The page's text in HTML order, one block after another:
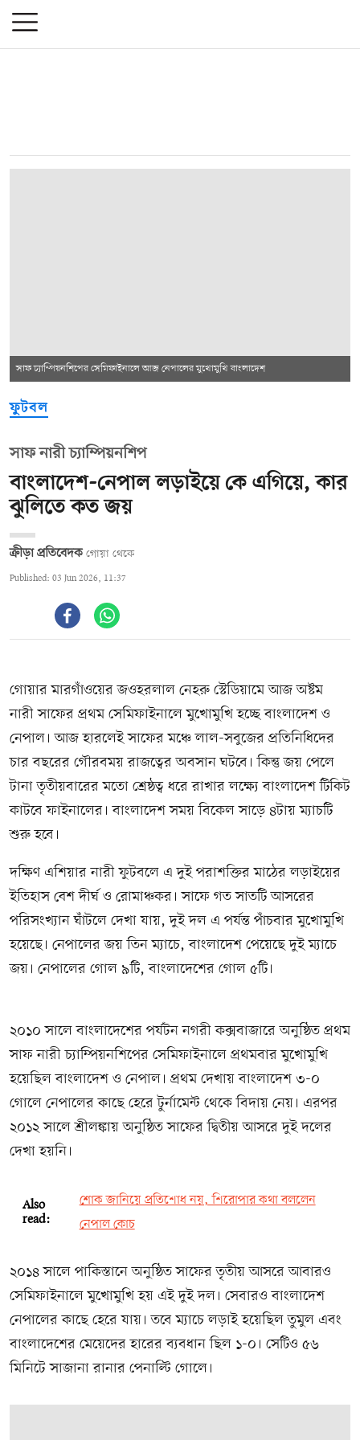
সাফ চ্যাম্পিয়নশিপের সেমিফাইনালে আজ নেপালের মুখোমুখি বাংলাদেশ
ফুটবল
সাফ নারী চ্যাম্পিয়নশিপ
বাংলাদেশ-নেপাল লড়াইয়ে কে এগিয়ে, কার
ঝুলিতে কত জয়
ক্রীড়া প্রতিবেদক গোয়া থেকে
Published: 03 Jun 2026, 11:37
গোয়ার মারগাঁওয়ের জওহরলাল নেহরু স্টেডিয়ামে আজ অষ্টম
নারী সাফের প্রথম সেমিফাইনালে মুখোমুখি হচ্ছে বাংলাদেশ ও
নেপাল। আজ হারলেই সাফের মঞ্চে লাল-সবুজের প্রতিনিধিদের
চার বছরের গৌরবময় রাজত্বের অবসান ঘটবে। কিন্তু জয় পেলে
টানা তৃতীয়বারের মতো শ্রেষ্ঠত্ব ধরে রাখার লক্ষ্যে বাংলাদেশ টিকিট
কাটবে ফাইনালের। বাংলাদেশ সময় বিকেল সাড়ে ৪টায় ম্যাচটি
শুরু হবে।
দক্ষিণ এশিয়ার নারী ফুটবলে এ দুই পরাশক্তির মাঠের লড়াইয়ের
ইতিহাস বেশ দীর্ঘ ও রোমাঞ্চকর। সাফে গত সাতটি আসরের
পরিসংখ্যান ঘাঁটলে দেখা যায়, দুই দল এ পর্যন্ত পাঁচবার মুখোমুখি
হয়েছে। নেপালের জয় তিন ম্যাচে, বাংলাদেশ পেয়েছে দুই ম্যাচে
জয়। নেপালের গোল ৯টি, বাংলাদেশের গোল ৫টি।
২০১০ সালে বাংলাদেশের পর্যটন নগরী কক্সবাজারে অনুষ্ঠিত প্রথম
সাফ নারী চ্যাম্পিয়নশিপের সেমিফাইনালে প্রথমবার মুখোমুখি
হয়েছিল বাংলাদেশ ও নেপাল। প্রথম দেখায় বাংলাদেশ ৩-০
গোলে নেপালের কাছে হেরে টুর্নামেন্ট থেকে বিদায় নেয়। এরপর
২০১২ সালে শ্রীলঙ্কায় অনুষ্ঠিত সাফের দ্বিতীয় আসরে দুই দলের
দেখা হয়নি।
Also
read:
শোক জানিয়ে প্রতিশোধ নয়, শিরোপার কথা বললেন
নেপাল কোচ
২০১৪ সালে পাকিস্তানে অনুষ্ঠিত সাফের তৃতীয় আসরে আবারও
সেমিফাইনালে মুখোমুখি হয় এই দুই দল। সেবারও বাংলাদেশ
নেপালের কাছে হেরে যায়। তবে ম্যাচে লড়াই হয়েছিল তুমুল এবং
বাংলাদেশের মেয়েদের হারের ব্যবধান ছিল ১-০। সেটিও ৫৬
মিনিটে সাজানা রানার পেনাল্টি গোলে।